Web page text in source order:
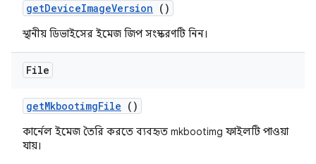
getDeviceImageVersion ()
স্থানীয় ডিভাইসের ইমেজ জিপ সংস্করণটি নিন।
File
getMkbootimgFile ()
কার্নেল ইমেজ তৈরি করতে ব্যবহৃত mkbootimg ফাইলটি পাওয়া
যায়।